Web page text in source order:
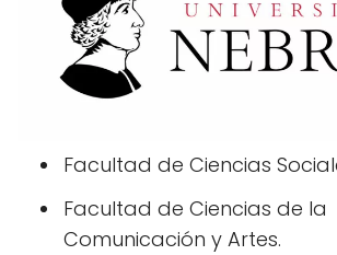
Facultad de Ciencias
Facultad de Ciencias de la
Comunicación y Artes.